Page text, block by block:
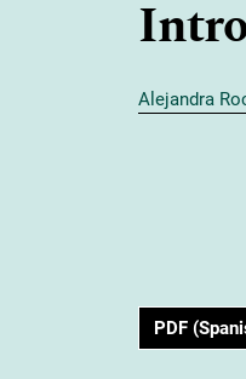
Alejandra
PDF